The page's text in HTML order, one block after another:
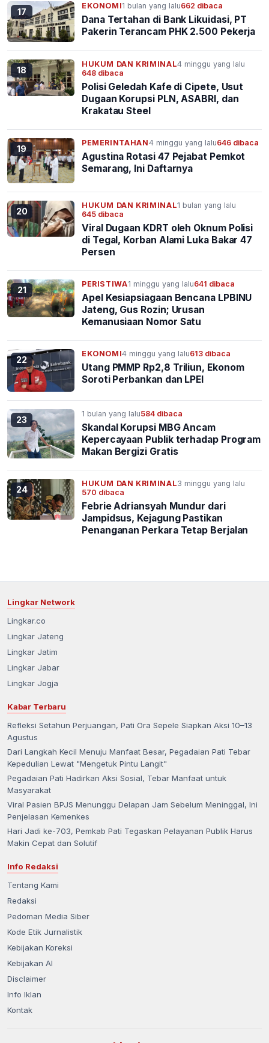
17
EKONOMI1 bulan yang lalu662 dibaca
Dana Tertahan di Bank Likuidasi, PT
Pakerin Terancam PHK 2.500 Pekerja
18
HUKUM DAN KRIMINAL4 minggu yang lalu
648 dibaca
Polisi Geledah Kafe di Cipete, Usut
Dugaan Korupsi PLN, ASABRI, dan
Krakatau Steel
19
PEMERINTAHAN4 minggu yang lalu646 dibaca
Agustina Rotasi 47 Pejabat Pemkot
Semarang, Ini Daftarnya
20
HUKUM DAN KRIMINAL1 bulan yang lalu
645 dibaca
Viral Dugaan KDRT oleh Oknum Polisi
di Tegal, Korban Alami Luka Bakar 47
Persen
21
PERISTIWA1 minggu yang lalu641 dibaca
Apel Kesiapsiagaan Bencana LPBINU
Jateng, Gus Rozin; Urusan
Kemanusiaan Nomor Satu
22
EKONOMI4 minggu yang lalu613 dibaca
Utang PMMP Rp2,8 Triliun, Ekonom
Soroti Perbankan dan LPEI
23
1 bulan yang lalu584 dibaca
Skandal Korupsi MBG Ancam
Kepercayaan Publik terhadap Program
Makan Bergizi Gratis
24
HUKUM DAN KRIMINAL3 minggu yang lalu
570 dibaca
Febrie Adriansyah Mundur dari
Jampidsus, Kejagung Pastikan
Penanganan Perkara Tetap Berjalan
Lingkar Network
Lingkar.co
Lingkar Jateng
Lingkar Jatim
Lingkar Jabar
Lingkar Jogja
Kabar Terbaru
Refleksi Setahun Perjuangan, Pati Ora Sepele Siapkan Aksi 10–13
Agustus
Dari Langkah Kecil Menuju Manfaat Besar, Pegadaian Pati Tebar
Kepedulian Lewat "Mengetuk Pintu Langit"
Pegadaian Pati Hadirkan Aksi Sosial, Tebar Manfaat untuk
Masyarakat
Viral Pasien BPJS Menunggu Delapan Jam Sebelum Meninggal, Ini
Penjelasan Kemenkes
Hari Jadi ke-703, Pemkab Pati Tegaskan Pelayanan Publik Harus
Makin Cepat dan Solutif
Info Redaksi
Tentang Kami
Redaksi
Pedoman Media Siber
Kode Etik Jurnalistik
Kebijakan Koreksi
Kebijakan AI
Disclaimer
Info Iklan
Kontak